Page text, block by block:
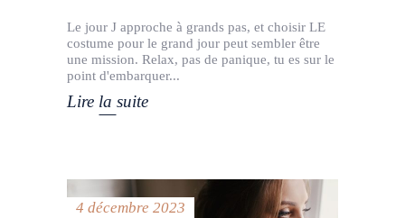
Le jour J approche à grands pas, et choisir LE
costume pour le grand jour peut sembler être
une mission. Relax, pas de panique, tu es sur le
point d'embarquer
Lire la suite
4 décembre 2023